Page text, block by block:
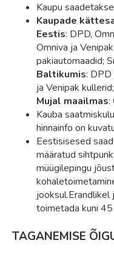
Kaupu
Kaupade
Eestis: DPD,
Omniva ja
pakiautomaadid;
Baltikumis: DPD
ja Venipak kullerid;
Mujal maailmas:
Kauba
hinnainfo on
Eestisisesed
määratud
müügilepingu
jooksul.Erandlikel
toimetada kuni
TAGANEMISE